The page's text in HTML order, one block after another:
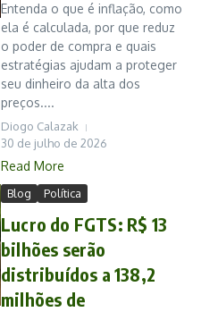
Entenda o que é inflação, como
ela é calculada, por que reduz
o poder de compra e quais
estratégias ajudam a proteger
seu dinheiro da alta dos
preços....
Diogo Calazak
30 de julho de 2026
Read More
Blog Política
Lucro do FGTS: R$ 13
bilhões serão
distribuídos a 138,2
milhões de